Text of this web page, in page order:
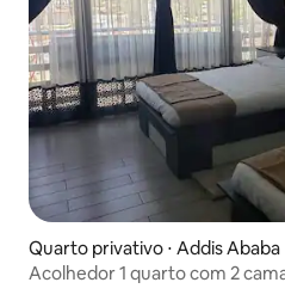
Quarto privativo ⋅ Addis Ababa
Acolhedor 1 quarto com 2